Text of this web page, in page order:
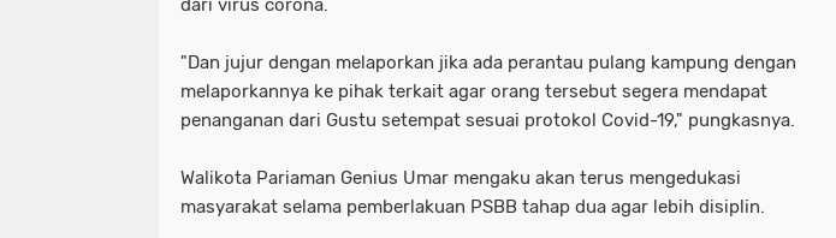
dari virus corona.
"Dan jujur dengan melaporkan jika ada perantau pulang kampung dengan
melaporkannya ke pihak terkait agar orang tersebut segera mendapat
penanganan dari Gustu setempat sesuai protokol Covid-19," pungkasnya.
Walikota Pariaman Genius Umar mengaku akan terus mengedukasi
masyarakat selama pemberlakuan PSBB tahap dua agar lebih disiplin.